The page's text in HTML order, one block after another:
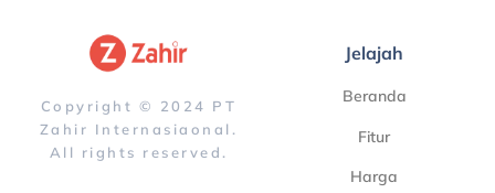
Copyright © 2024 PT
Zahir Internasiaonal.
All rights reserved.
Jelajah
Beranda
Fitur
Harga